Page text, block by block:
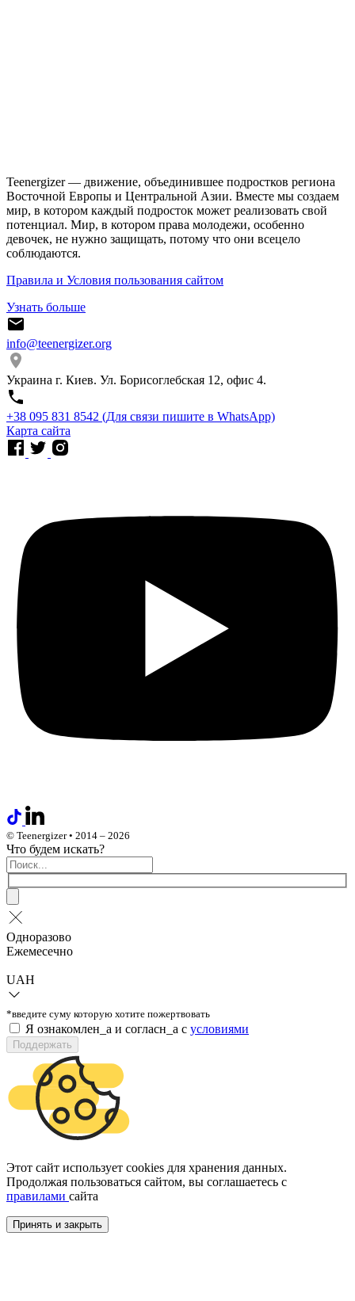
Teenergizer — движение, объединившее подростков региона
Восточной Европы и Центральной Азии. Вместе мы создаем
мир, в котором каждый подросток может реализовать свой
потенциал. Мир, в котором права молодежи, особенно
девочек, не нужно защищать, потому что они всецело
соблюдаются.
Правила и Условия пользования сайтом
Узнать больше
info@teenergizer.org
Украина г. Киев. Ул. Борисоглебская 12, офис 4.
⁨+38 095 831 8542⁩ (Для связи пишите в WhatsApp)
Карта сайта
© Teenergizer • 2014 – 2026
Что будем искать?
Одноразово
Ежемесечно
UAH
*введите суму которую хотите пожертвовать
Я ознакомлен_а и согласн_а c условиями
Поддержать
Этот сайт использует cookies для хранения данных.
Продолжая пользоваться сайтом, вы соглашаетесь с
правилами сайта
Принять и закрыть